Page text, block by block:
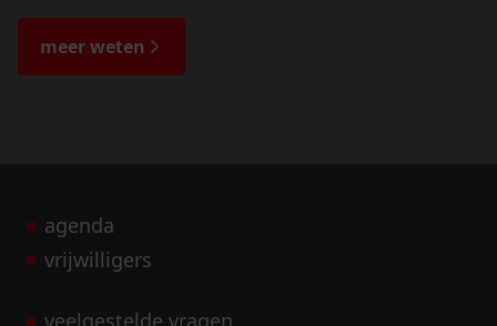
de bijzondere verhalen.
meer weten
agenda
vrijwilligers